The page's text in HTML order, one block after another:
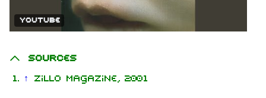
YouTube
Sources
↑ Zillo magazine, 2001